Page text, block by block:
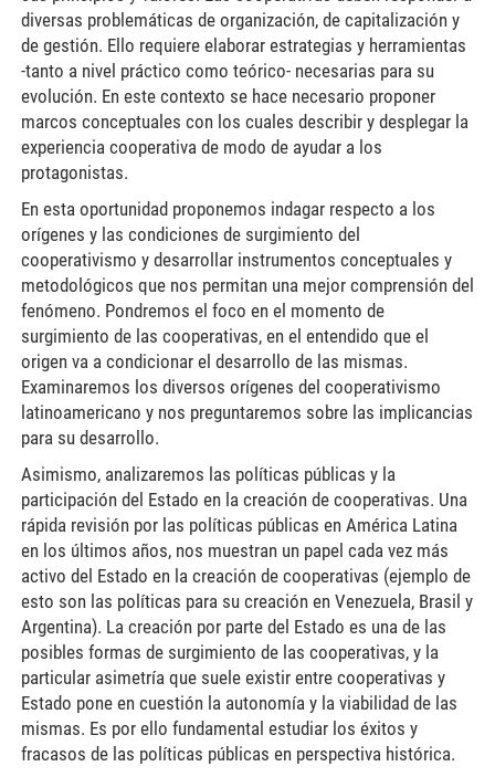
diversas problemáticas de organización, de capitalización y
de gestión. Ello requiere elaborar estrategias y herramientas
-tanto a nivel práctico como teórico- necesarias para su
evolución. En este contexto se hace necesario proponer
marcos conceptuales con los cuales describir y desplegar la
experiencia cooperativa de modo de ayudar a los
protagonistas.
En esta oportunidad proponemos indagar respecto a los
orígenes y las condiciones de surgimiento del
cooperativismo y desarrollar instrumentos conceptuales y
metodológicos que nos permitan una mejor comprensión del
fenómeno. Pondremos el foco en el momento de
surgimiento de las cooperativas, en el entendido que el
origen va a condicionar el desarrollo de las mismas.
Examinaremos los diversos orígenes del cooperativismo
latinoamericano y nos preguntaremos sobre las implicancias
para su desarrollo.
Asimismo, analizaremos las políticas públicas y la
participación del Estado en la creación de cooperativas. Una
rápida revisión por las políticas públicas en América Latina
en los últimos años, nos muestran un papel cada vez más
activo del Estado en la creación de cooperativas (ejemplo de
esto son las políticas para su creación en Venezuela, Brasil y
Argentina). La creación por parte del Estado es una de las
posibles formas de surgimiento de las cooperativas, y la
particular asimetría que suele existir entre cooperativas y
Estado pone en cuestión la autonomía y la viabilidad de las
mismas. Es por ello fundamental estudiar los éxitos y
fracasos de las políticas públicas en perspectiva histórica.